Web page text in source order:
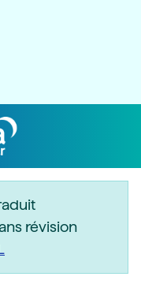
révision